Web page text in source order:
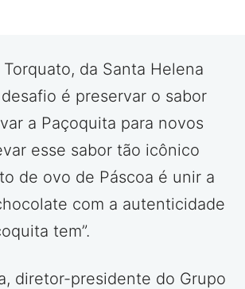
Torquato, da Santa Helena
é preservar o sabor
a Paçoquita para novos
esse sabor tão icônico
de ovo de Páscoa é unir a
com a autenticidade
tem”.
diretor-presidente do Grupo